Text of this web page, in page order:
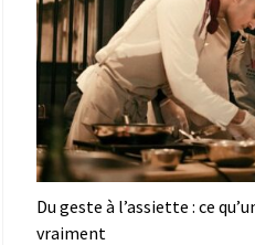
Du geste à l’assiette : ce
vraiment